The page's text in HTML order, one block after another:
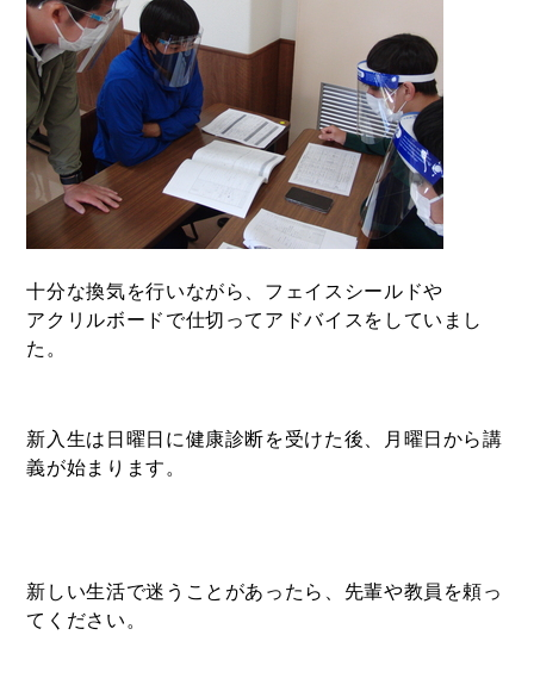
十分な換気を行いながら、フェイスシールドや
アクリルボードで仕切ってアドバイスをしていまし
た。
新入生は日曜日に健康診断を受けた後、月曜日から講
義が始まります。
新しい生活で迷うことがあったら、先輩や教員を頼っ
てください。